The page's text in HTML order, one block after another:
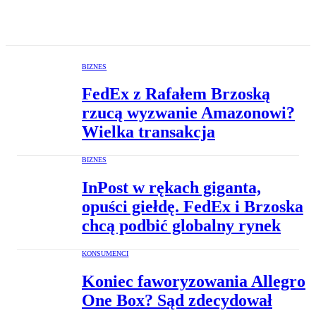
BIZNES
FedEx z Rafałem Brzoską
rzucą wyzwanie Amazonowi?
Wielka transakcja
BIZNES
InPost w rękach giganta,
opuści giełdę. FedEx i Brzoska
chcą podbić globalny rynek
KONSUMENCI
Koniec faworyzowania Allegro
One Box? Sąd zdecydował